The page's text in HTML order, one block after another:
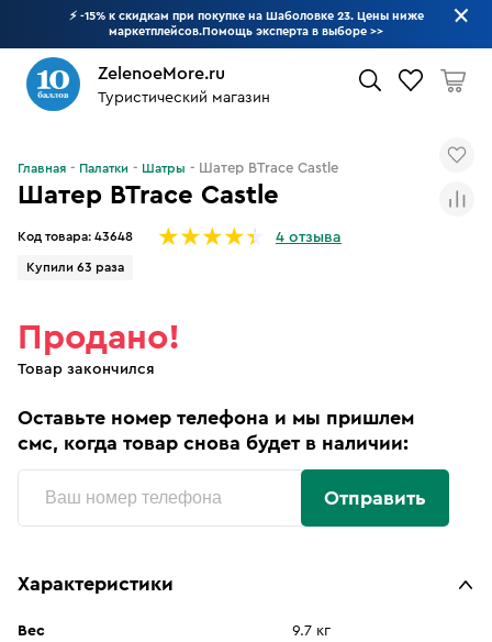
⚡ -15% к скидкам при покупке на Шаболовке 23. Цены ниже
маркетплейсов.Помощь эксперта в выборе >>
ZelenoeMore.ru
Туристический магазин
Шатер BTrace Castle
Код товара: 43648 4 отзыва
Купили 63 раза
Главная Палатки Шатры Шатер BTrace Castle
Продано!
Товар закончился
Оставьте номер телефона и мы пришлем
смс, когда товар снова будет в наличии:
Отправить
Характеристики
Вес 9.7 кг